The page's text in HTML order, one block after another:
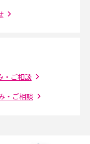
前に準備すべきものも紹
を解説
ト、中継機との違いを解
・ご相談
・ご相談